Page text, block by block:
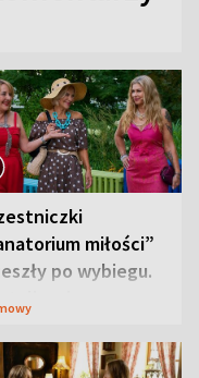
miłości”
po wybiegu.